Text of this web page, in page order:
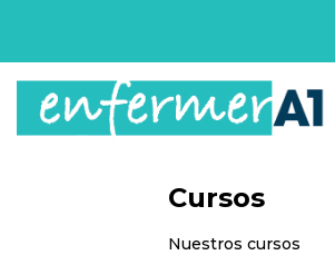
Cursos
Nuestros cursos